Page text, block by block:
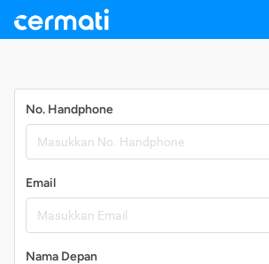
No. Handphone
Email
Nama Depan